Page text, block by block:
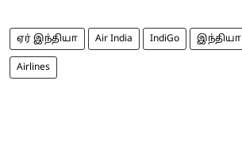
ஏர் இந்தியா Air India IndiGo
Airlines